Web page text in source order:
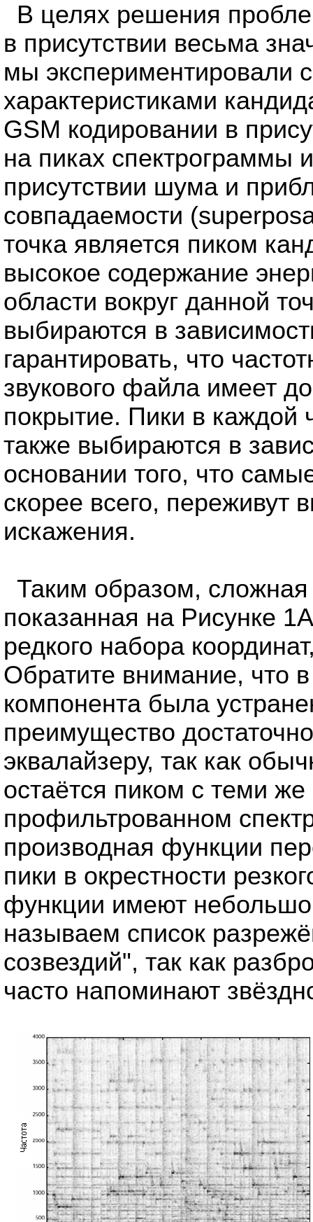
В целях решения
в присутствии весьма
мы экспериментировали
характеристиками
GSM кодировании в
на пиках спектрограммы
присутствии шума и
совпадаемости
точка является пиком
высокое содержание
области вокруг данной
выбираются в
гарантировать, что
звукового файла имеет
покрытие. Пики в каждой
также выбираются в
основании того, что
скорее всего,
искажения.
Таким образом, сложная
показанная на Рисунке
редкого набора
Обратите внимание, что
компонента была
преимущество
эквалайзеру, так как
остаётся пиком с теми
профильтрованном
производная функции
пики в окрестности
функции имеют
называем список
созвездий", так как
часто напоминают